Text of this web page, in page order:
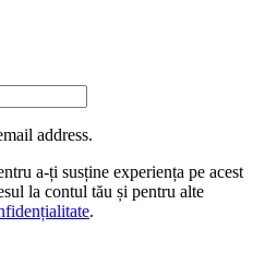
address.
a-ți susține experiența pe acest
la contul tău și pentru alte
.